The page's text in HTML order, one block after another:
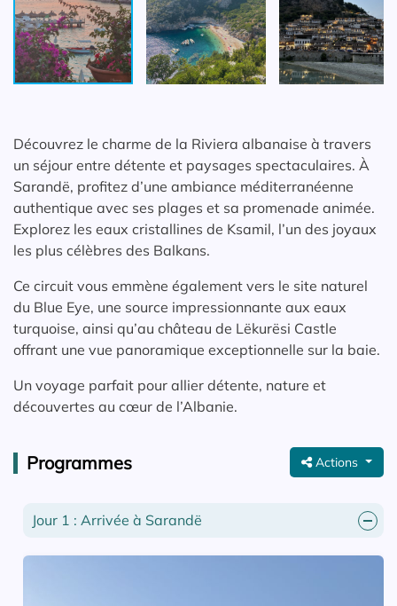
Découvrez le charme de la Riviera albanaise à travers
un séjour entre détente et paysages spectaculaires. À
Sarandë, profitez d’une ambiance méditerranéenne
authentique avec ses plages et sa promenade animée.
Explorez les eaux cristallines de Ksamil, l’un des joyaux
les plus célèbres des Balkans.
Ce circuit vous emmène également vers le site naturel
du Blue Eye, une source impressionnante aux eaux
turquoise, ainsi qu’au château de Lëkurësi Castle
offrant une vue panoramique exceptionnelle sur la baie.
Un voyage parfait pour allier détente, nature et
découvertes au cœur de l’Albanie.
Programmes Actions
Jour 1 : Arrivée à Sarandë